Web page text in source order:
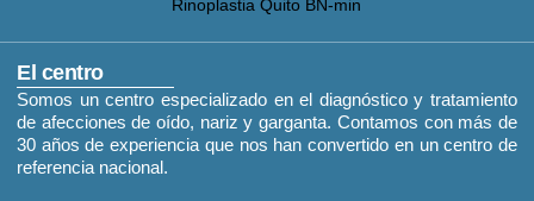
El centro
Somos un centro especializado en el diagnóstico y tratamiento
de afecciones de oído, nariz y garganta. Contamos con más de
30 años de experiencia que nos han convertido en un centro de
referencia nacional.